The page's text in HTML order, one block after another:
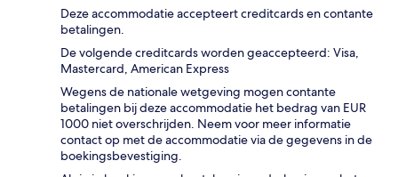
Deze accommodatie accepteert creditcards en contante
betalingen.
De volgende creditcards worden geaccepteerd: Visa,
Mastercard, American Express
Wegens de nationale wetgeving mogen contante
betalingen bij deze accommodatie het bedrag van EUR
1000 niet overschrijden. Neem voor meer informatie
contact op met de accommodatie via de gegevens in de
boekingsbevestiging.